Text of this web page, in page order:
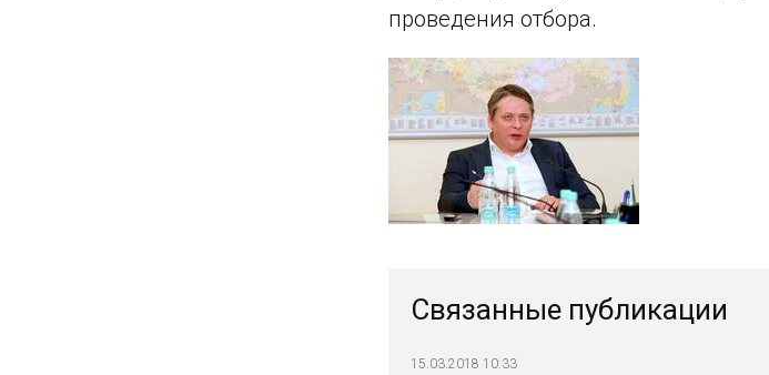
проведения отбора.
Связанные публикации
15.03.2018 10:33